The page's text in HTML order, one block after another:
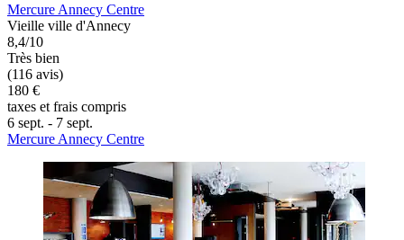
Mercure Annecy Centre
Vieille ville d'Annecy
8,4/10
Très bien
(116 avis)
180 €
taxes et frais compris
6 sept. - 7 sept.
Mercure Annecy Centre